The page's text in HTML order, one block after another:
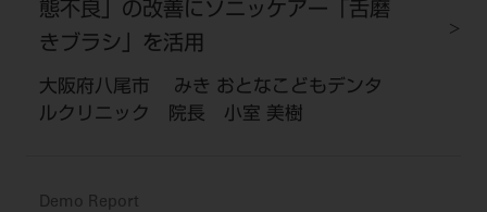
態不良」の改善にソニッケアー「舌磨
きブラシ」を活用
大阪府八尾市 みき おとなこどもデンタ
ルクリニック 院長 小室 美樹
Demo Report